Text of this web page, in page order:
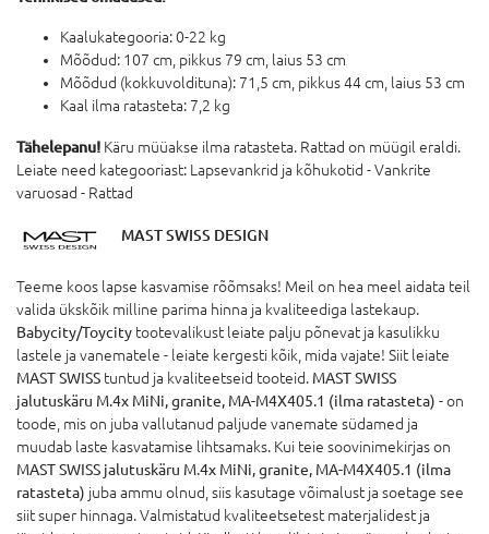
Kaalukategooria: 0-22 kg
Mõõdud: 107 cm, pikkus 79 cm, laius 53 cm
Mõõdud (kokkuvoldituna): 71,5 cm, pikkus 44 cm, laius 53 cm
Kaal ilma ratasteta: 7,2 kg
Tähelepanu! Käru müüakse ilma ratasteta. Rattad on müügil eraldi.
Leiate need kategooriast: Lapsevankrid ja kõhukotid - Vankrite
varuosad - Rattad
MAST SWISS DESIGN
Teeme koos lapse kasvamise rõõmsaks! Meil on hea meel aidata teil
valida ükskõik milline parima hinna ja kvaliteediga lastekaup.
Babycity/Toycity tootevalikust leiate palju põnevat ja kasulikku
lastele ja vanematele - leiate kergesti kõik, mida vajate! Siit leiate
MAST SWISS tuntud ja kvaliteetseid tooteid. MAST SWISS
jalutuskäru M.4x MiNi, granite, MA-M4X405.1 (ilma ratasteta) - on
toode, mis on juba vallutanud paljude vanemate südamed ja
muudab laste kasvatamise lihtsamaks. Kui teie soovinimekirjas on
MAST SWISS jalutuskäru M.4x MiNi, granite, MA-M4X405.1 (ilma
ratasteta) juba ammu olnud, siis kasutage võimalust ja soetage see
siit super hinnaga. Valmistatud kvaliteetsetest materjalidest ja